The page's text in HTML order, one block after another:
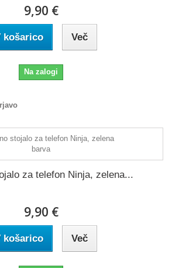
9,90 €
košarico Več
Na zalogi
za telefon Ninja, zelena...
9,90 €
košarico Več